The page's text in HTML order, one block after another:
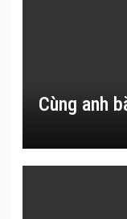
Cùng anh